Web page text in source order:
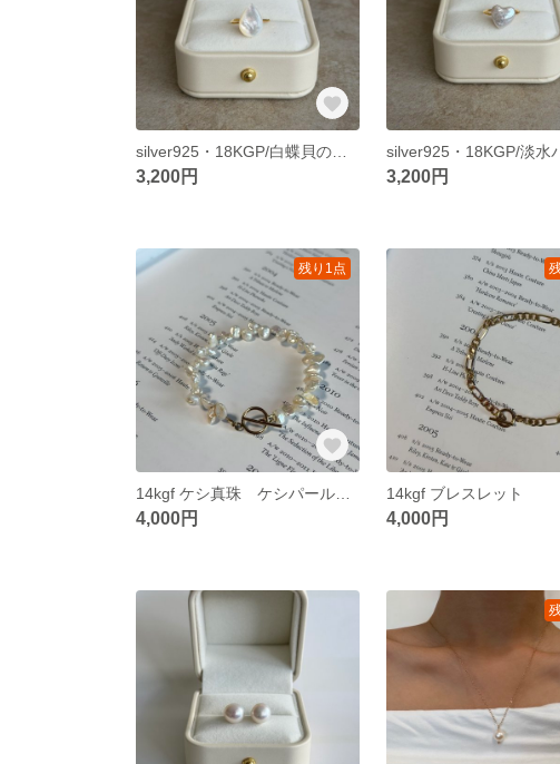
3,200円 3,200円
残り1点
4,000円
14kgf ブレスレット
4,000円